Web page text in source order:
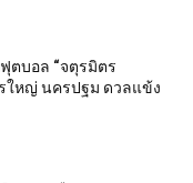
ตบอล “จตุรมิตร
ใหญ่ นครปฐม ดวลแข้ง